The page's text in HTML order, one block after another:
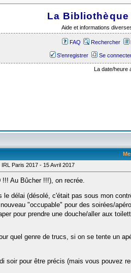
La
Aide et informations
FAQ Rechercher
S'enregistrer Se
La date/heure
IRL Paris 2017 - 15 Avril 2017
Au Bûcher !!!), on recrée.
le délai (désolé, c'était pas sous mon
"occupable" pour des soirées/
pour prendre une douche/aller aux
quel genre de trucs, si on se tente un
soir pour être précis (mais vous pouvez